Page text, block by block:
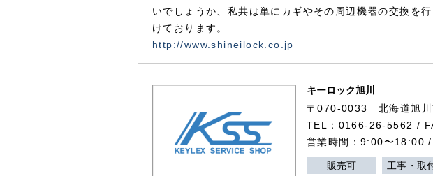
いでしょうか、私共は単にカギやその周辺機器の交換を
けております。
http://www.shineilock.co.jp
キーロック旭川
〒070-0033 北海道旭川
TEL：0166-26-5562 /
営業時間：9:00〜18:00 /
販売可 工事・取